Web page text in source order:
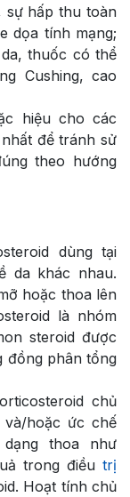
sự hấp thu toàn
dọa tính mạng;
thuốc có thể
Cushing, cao
hiệu cho các
để tránh sử
theo hướng
dùng tại
da khác nhau.
hoặc thoa lên
là nhóm
steroid được
đồng phân tổng
chủ
hoặc ức chế
dạng thoa như
trong điều trị
Hoạt tính chủ